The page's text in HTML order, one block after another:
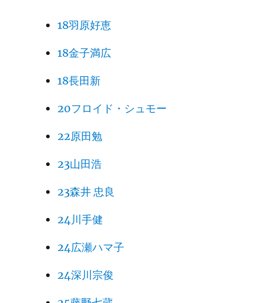
18羽原好恵
18金子満広
18長田新
20フロイド・シュモー
22原田勉
23山田浩
23森井 忠良
24川手健
24広瀬ハマ子
24深川宗俊